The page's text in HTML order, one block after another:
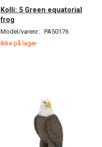
Kolli: 5 Green equatorial
frog
Model/varenr.: PA50176
Ikke på lager